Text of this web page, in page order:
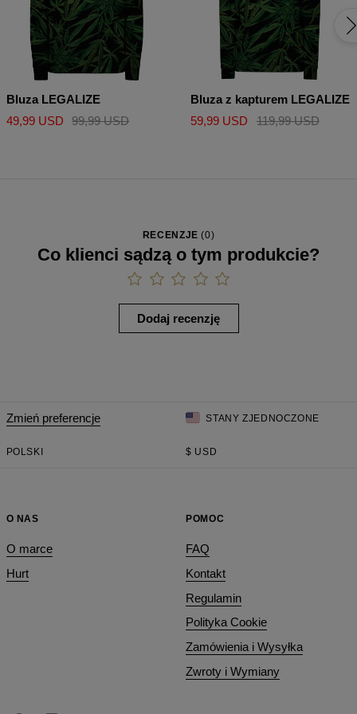
Bluza LEGALIZE
49,99 USD
99,99 USD
Bluza z kapturem LEGALIZE
59,99 USD
119,99 USD
RECENZJE (0)
Co klienci sądzą o tym produkcie?
Dodaj recenzję
Zmień preferencje STANY ZJEDNOCZONE
POLSKI $ USD
O NAS
O marce
Hurt
POMOC
FAQ
Kontakt
Regulamin
Polityka Cookie
Zamówienia i Wysyłka
Zwroty i Wymiany